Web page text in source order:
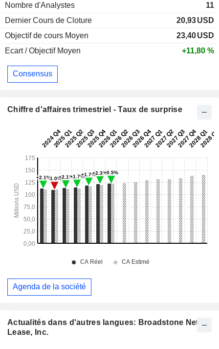
Actualités dans d'autres langues: Broadstone Net
Lease, Inc.
Nombre d'Analystes
11
Dernier Cours de Cloture
20,93USD
Objectif de cours Moyen
23,40USD
Ecart / Objectif Moyen
+11,80 %
Consensus
Chiffre d'affaires trimestriel - Taux de surprise
Agenda de la société